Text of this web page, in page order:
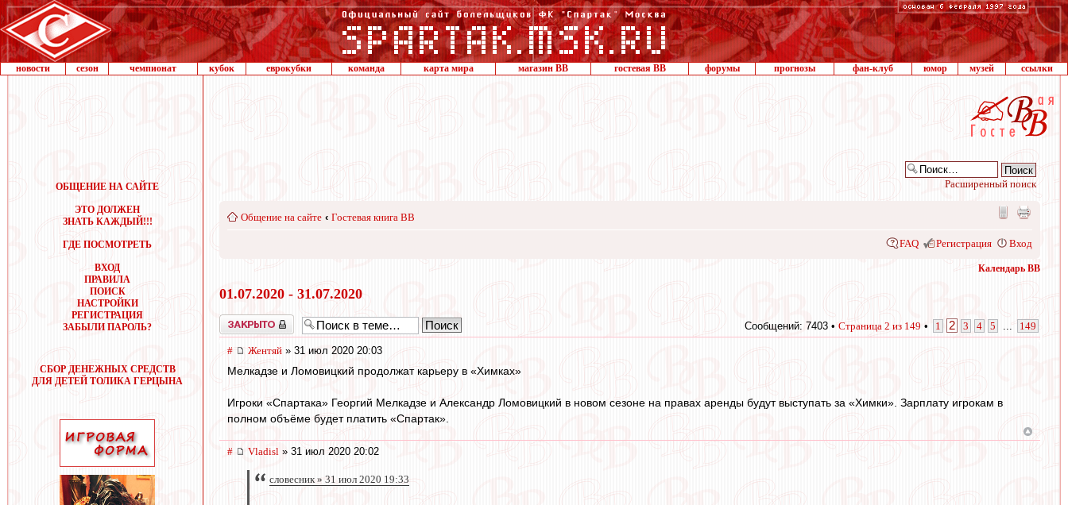
новости сезон чемпионат кубок еврокубки команда карта мира магазин ВВ гостевая ВВ форумы прогнозы фан-клуб юмор музей ссылки
ОБЩЕНИЕ НА САЙТЕ
ЭТО ДОЛЖЕН
ЗНАТЬ КАЖДЫЙ!!!
ГДЕ ПОСМОТРЕТЬ
ВХОД
ПРАВИЛА
ПОИСК
НАСТРОЙКИ
РЕГИСТРАЦИЯ
ЗАБЫЛИ ПАРОЛЬ?
СБОР ДЕНЕЖНЫХ СРЕДСТВ
ДЛЯ ДЕТЕЙ ТОЛИКА ГЕРЦЫНА
Расширенный поиск
Общение на сайте ‹ Гостевая книга ВВ
FAQ Регистрация Вход
Календарь ВВ
01.07.2020 - 31.07.2020
Закрыто Сообщений: 7403 • Страница 2 из 149 • 1 2 3 4 5 149
# Жентяй » 31 июл 2020 20:03
Мелкадзе и Ломовицкий продолжат карьеру в «Химках»
Игроки «Спартака» Георгий Мелкадзе и Александр Ломовицкий в новом сезоне на правах аренды будут выступать за «Химки». Зарплату игрокам в
полном объёме будет платить «Спартак».
# Vladisl » 31 июл 2020 20:02
словесник » 31 июл 2020 19:33